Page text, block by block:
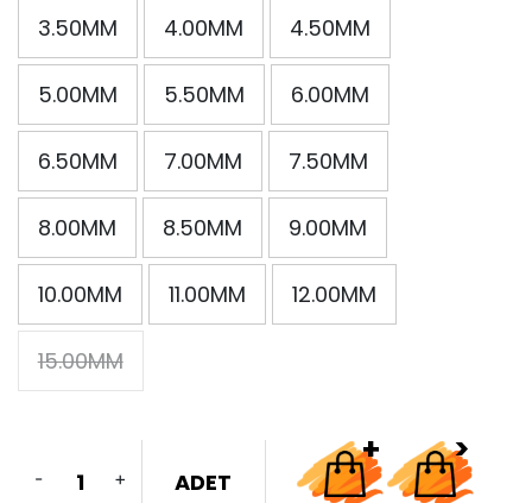
3.50MM 4.00MM 4.50MM
5.00MM 5.50MM 6.00MM
6.50MM 7.00MM 7.50MM
8.00MM 8.50MM 9.00MM
10.00MM 11.00MM 12.00MM
15.00MM
- + ADET